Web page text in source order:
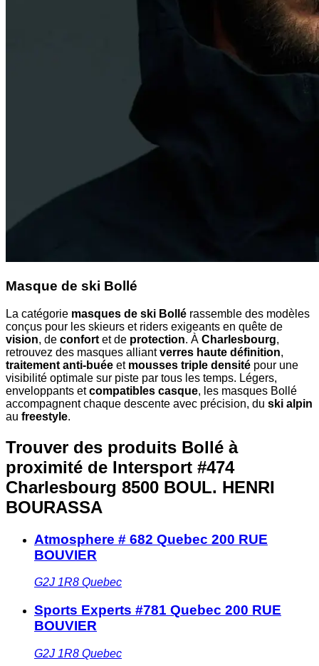
Masque de ski Bollé
La catégorie masques de ski Bollé rassemble des modèles
conçus pour les skieurs et riders exigeants en quête de
vision, de confort et de protection. À Charlesbourg,
retrouvez des masques alliantverres haute définition,
traitement anti-buée et mousses triple densité pour une
visibilité optimale sur piste par tous les temps. Légers,
enveloppants etcompatibles casque, les masques Bollé
accompagnent chaque descente avec précision, du ski alpin
au freestyle.
Trouver des produits Bollé à
proximité de Intersport #474
Charlesbourg 8500 BOUL. HENRI
BOURASSA
Atmosphere # 682 Quebec 200 RUE
BOUVIER
G2J 1R8 Quebec
Sports Experts #781 Quebec 200 RUE
BOUVIER
G2J 1R8 Quebec